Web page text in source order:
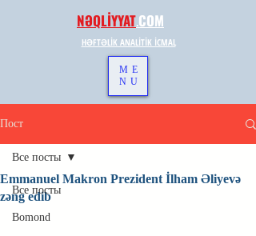
NƏQLİYYAT.COM
HƏFTƏLİK ANALİTİK İCMAL
ME
NU
Пост
Все посты
Bomond
Все посты
Emmanuel Makron Prezident İlham Əliyevə
zəng edib